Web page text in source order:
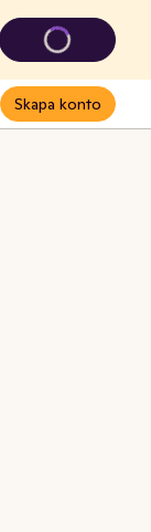
Skapa konto